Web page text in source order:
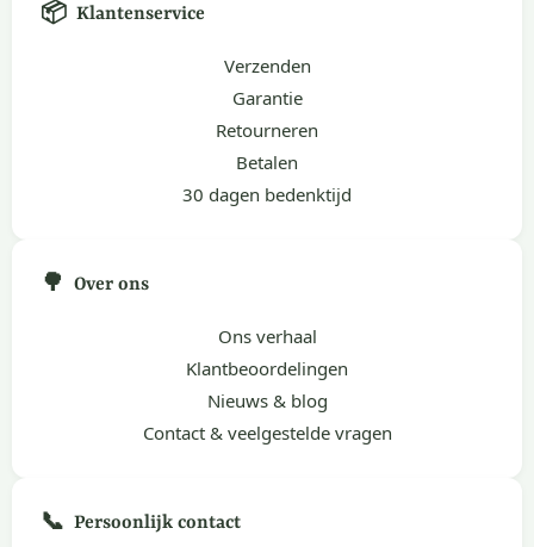
📦 Klantenservice
Verzenden
Garantie
Retourneren
Betalen
30 dagen bedenktijd
🌳 Over ons
Ons verhaal
Klantbeoordelingen
Nieuws & blog
Contact & veelgestelde vragen
📞 Persoonlijk contact